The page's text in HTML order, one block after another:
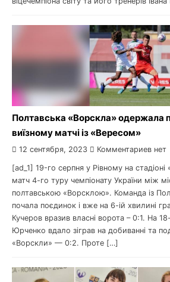
Полтавська «Ворскла» одержала
виїзному матчі із «Вересом»
12 сентября, 2023 Комментариев нет
[ad_1] 19-го серпня у Рівному на стадіоні
матч 4-го туру чемпіонату України між
полтавською «Ворсклою». Команда із
почала поєдинок і вже на 6-ій хвилині
Кучеров вразив власні ворота – 0:1. На
Юрченко вдало зіграв на добиванні та
«Ворскли» — 0:2. Проте […]